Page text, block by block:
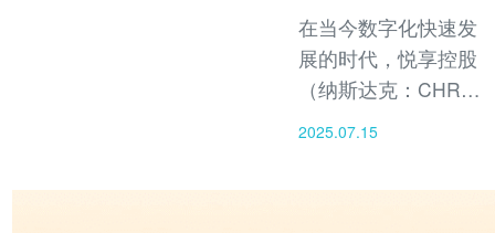
在当今数字化快速发
展的时代，悦享控股
（纳斯达克：CHR）
旗下悦灵犀AI全链路
2025.07.15